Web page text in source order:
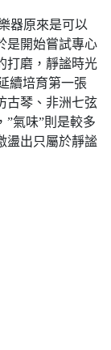
器原來是可以
是開始嘗試專心
打磨，靜謐時光
續培育第一張
古琴、非洲七弦
”氣味”則是較多
盪出只屬於靜謐